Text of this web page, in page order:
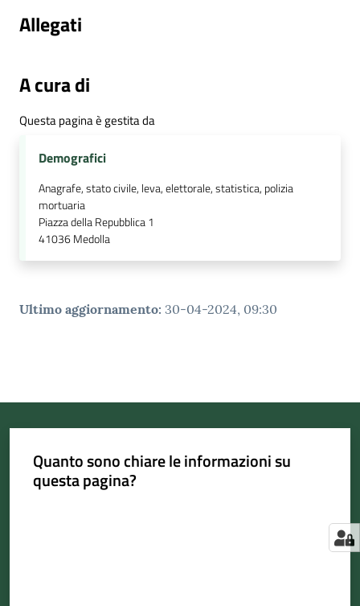
Allegati
A cura di
Questa pagina è gestita da
Demografici
Anagrafe, stato civile, leva, elettorale, statistica, polizia
mortuaria
Piazza della Repubblica 1
41036Medolla
Ultimo aggiornamento: 30-04-2024, 09:30
Quanto sono chiare le informazioni su
questa pagina?